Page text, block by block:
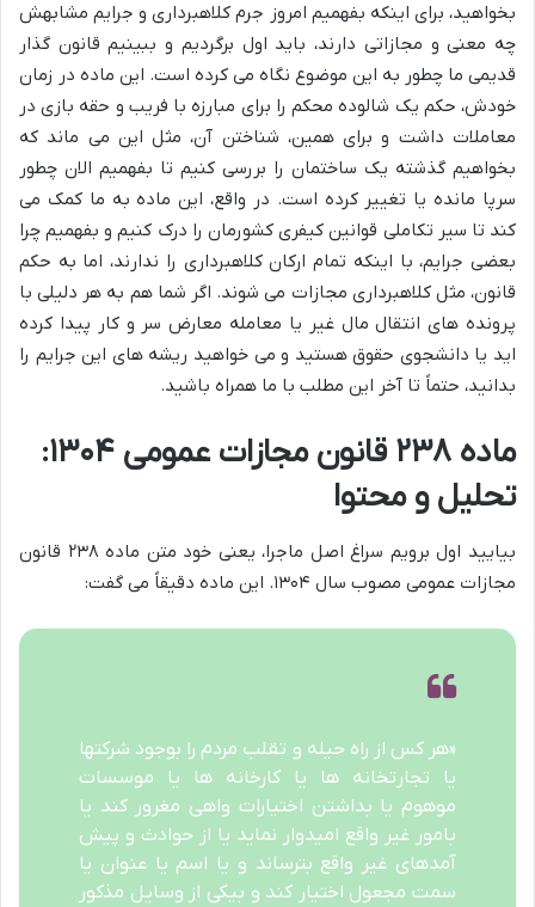
بخواهید، برای اینکه بفهمیم امروز جرم کلاهبرداری و جرایم مشابهش
چه معنی و مجازاتی دارند، باید اول برگردیم و ببینیم قانون گذار
قدیمی ما چطور به این موضوع نگاه می کرده است. این ماده در زمان
خودش، حکم یک شالوده محکم را برای مبارزه با فریب و حقه بازی در
معاملات داشت و برای همین، شناختن آن، مثل این می ماند که
بخواهیم گذشته یک ساختمان را بررسی کنیم تا بفهمیم الان چطور
سرپا مانده یا تغییر کرده است. در واقع، این ماده به ما کمک می
کند تا سیر تکاملی قوانین کیفری کشورمان را درک کنیم و بفهمیم چرا
بعضی جرایم، با اینکه تمام ارکان کلاهبرداری را ندارند، اما به حکم
قانون، مثل کلاهبرداری مجازات می شوند. اگر شما هم به هر دلیلی با
پرونده های انتقال مال غیر یا معامله معارض سر و کار پیدا کرده
اید یا دانشجوی حقوق هستید و می خواهید ریشه های این جرایم را
بدانید، حتماً تا آخر این مطلب با ما همراه باشید.
ماده ۲۳۸ قانون مجازات عمومی ۱۳۰۴:
تحلیل و محتوا
بیایید اول برویم سراغ اصل ماجرا، یعنی خود متن ماده ۲۳۸ قانون
مجازات عمومی مصوب سال ۱۳۰۴. این ماده دقیقاً می گفت:
«هر کس از راه حیله و تقلب مردم را بوجود شرکتها
یا تجارتخانه ها یا کارخانه ها یا موسسات
موهوم یا بداشتن اختیارات واهی مغرور کند یا
بامور غیر واقع امیدوار نماید یا از حوادث و پیش
آمدهای غیر واقع بترساند و یا اسم یا عنوان یا
سمت مجعول اختیار کند و بیکی از وسایل مذکور